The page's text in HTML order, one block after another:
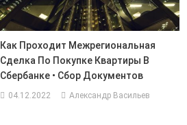
Как Проходит Межрегиональная
Сделка По Покупке Квартиры В
Сбербанке • Сбор Документов
04.12.2022 Александр Васильев